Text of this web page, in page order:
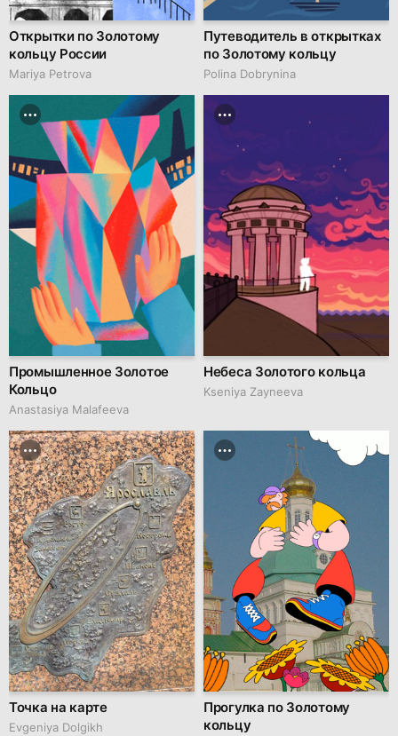
Открытки по Золотому
кольцу России
Mariya Petrova
Путеводитель в открытках
по Золотому кольцу
Polina Dobrynina
Промышленное Золотое
Кольцо
Anastasiya Malafeeva
Небеса Золотого кольца
Kseniya Zayneeva
Точка на карте
Evgeniya Dolgikh
Прогулка по Золотому
кольцу